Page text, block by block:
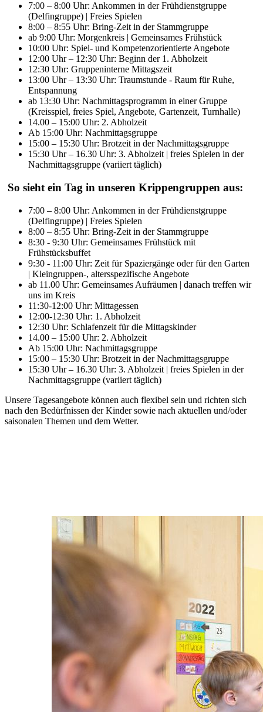
7:00 – 8:00 Uhr: Ankommen in der Frühdienstgruppe
(Delfingruppe) | Freies Spielen
8:00 – 8:55 Uhr: Bring-Zeit in der Stammgruppe
ab 9:00 Uhr: Morgenkreis | Gemeinsames Frühstück
10:00 Uhr: Spiel- und Kompetenzorientierte Angebote
12:00 Uhr – 12:30 Uhr: Beginn der 1. Abholzeit
12:30 Uhr: Gruppeninterne Mittagszeit
13:00 Uhr – 13:30 Uhr: Traumstunde - Raum für Ruhe,
Entspannung
ab 13:30 Uhr: Nachmittagsprogramm in einer Gruppe
(Kreisspiel, freies Spiel, Angebote, Gartenzeit, Turnhalle)
14.00 – 15:00 Uhr: 2. Abholzeit
Ab 15:00 Uhr: Nachmittagsgruppe
15:00 – 15:30 Uhr: Brotzeit in der Nachmittagsgruppe
15:30 Uhr – 16.30 Uhr: 3. Abholzeit | freies Spielen in der
Nachmittagsgruppe (variiert täglich)
So sieht ein Tag in unseren Krippengruppen aus:
7:00 – 8:00 Uhr: Ankommen in der Frühdienstgruppe
(Delfingruppe) | Freies Spielen
8:00 – 8:55 Uhr: Bring-Zeit in der Stammgruppe
8:30 - 9:30 Uhr: Gemeinsames Frühstück mit
Frühstücksbuffet
9:30 - 11:00 Uhr: Zeit für Spaziergänge oder für den Garten
| Kleingruppen-, altersspezifische Angebote
ab 11.00 Uhr: Gemeinsames Aufräumen | danach treffen wir
uns im Kreis
11:30-12:00 Uhr: Mittagessen
12:00-12:30 Uhr: 1. Abholzeit
12:30 Uhr: Schlafenzeit für die Mittagskinder
14.00 – 15:00 Uhr: 2. Abholzeit
Ab 15:00 Uhr: Nachmittagsgruppe
15:00 – 15:30 Uhr: Brotzeit in der Nachmittagsgruppe
15:30 Uhr – 16.30 Uhr: 3. Abholzeit | freies Spielen in der
Nachmittagsgruppe (variiert täglich)
Unsere Tagesangebote können auch flexibel sein und richten sich
nach den Bedürfnissen der Kinder sowie nach aktuellen und/oder
saisonalen Themen und dem Wetter.